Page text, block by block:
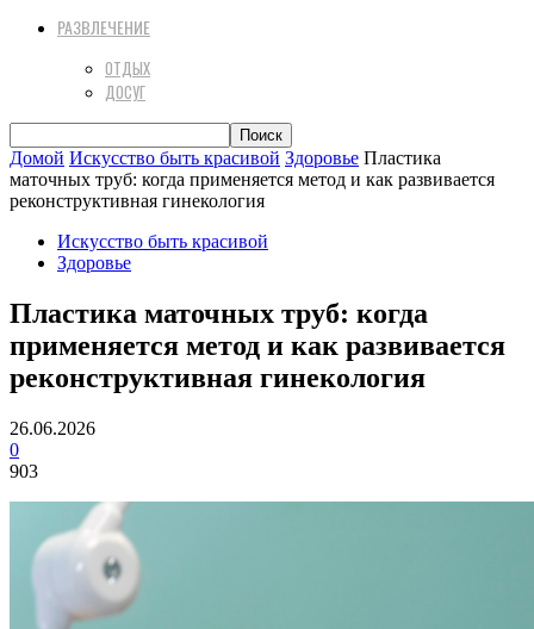
РАЗВЛЕЧЕНИЕ
ОТДЫХ
ДОСУГ
Домой Искусство быть красивой Здоровье Пластика
маточных труб: когда применяется метод и как развивается
реконструктивная гинекология
Искусство быть красивой
Здоровье
Пластика маточных труб: когда
применяется метод и как развивается
реконструктивная гинекология
26.06.2026
0
903